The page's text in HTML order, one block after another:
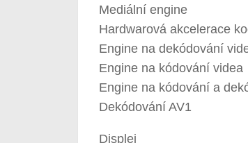
Mediální engine
Hardwarová akcelerace
Engine na dekódování
Engine na kódování videa
Engine na kódování a
Dekódování AV1
Displej